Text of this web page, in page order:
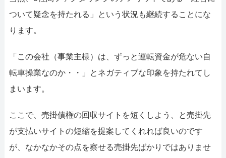
ついて疑念を持たれる」という状況も継続することにな
ります。
「この会社（事業主様）は、ずっと運転資金が危ない自
転車操業なのか・・」とネガティブな印象を持たれてし
まいます。
ここで、売掛債権の回収サイトを短くしよう、と売掛先
が支払いサイトの短縮を提案してくれれば良いのです
が、なかなかその点を察せる売掛先ばかりではありませ